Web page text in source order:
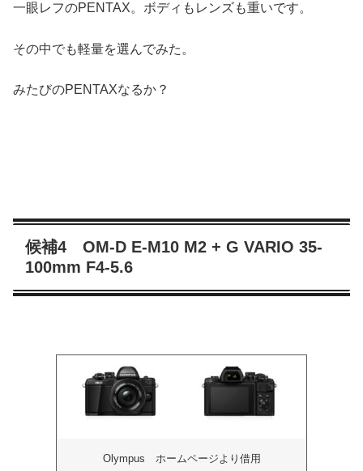
一眼レフのPENTAX。ボディもレンズも重いです。
その中でも軽量を選んでみた。
みたびのPENTAXなるか？
候補4 OM-D E-M10 M2 + G VARIO 35-
100mm F4-5.6
Olympus ホームページより借用